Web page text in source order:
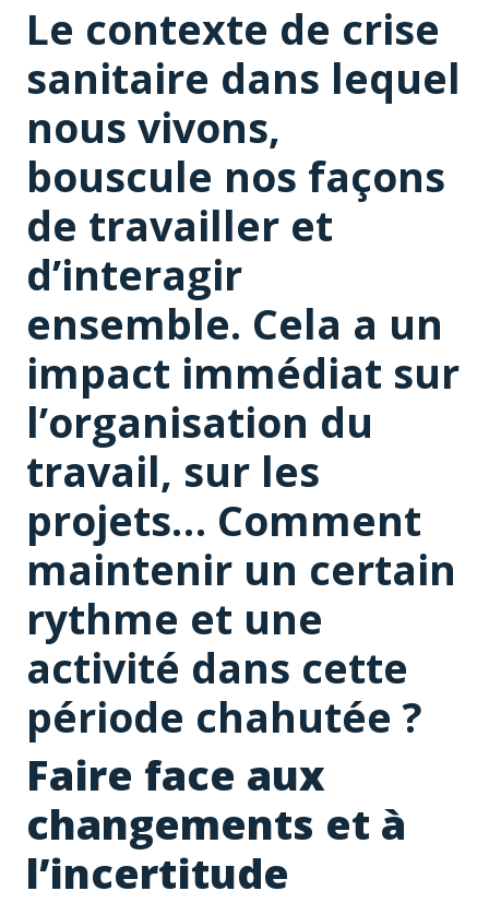
Le contexte de crise
sanitaire dans lequel
nous vivons,
bouscule nos façons
de travailler et
d’interagir
ensemble. Cela a un
impact immédiat sur
l’organisation du
travail, sur les
projets… Comment
maintenir un certain
rythme et une
activité dans cette
période chahutée ?
Faire face aux
changements et à
l’incertitude